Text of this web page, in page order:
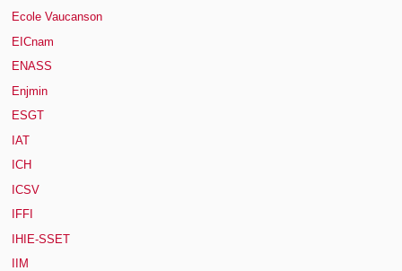
Ecole Vaucanson
EICnam
ENASS
Enjmin
ESGT
IAT
ICH
ICSV
IFFI
IHIE-SSET
IIM